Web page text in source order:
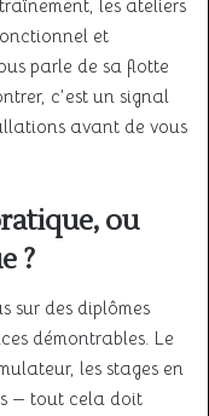
les ateliers
et
parle de sa flotte
c’est un signal
avant de vous
ou
?
sur des diplômes
démontrables. Le
les stages en
— tout cela doit